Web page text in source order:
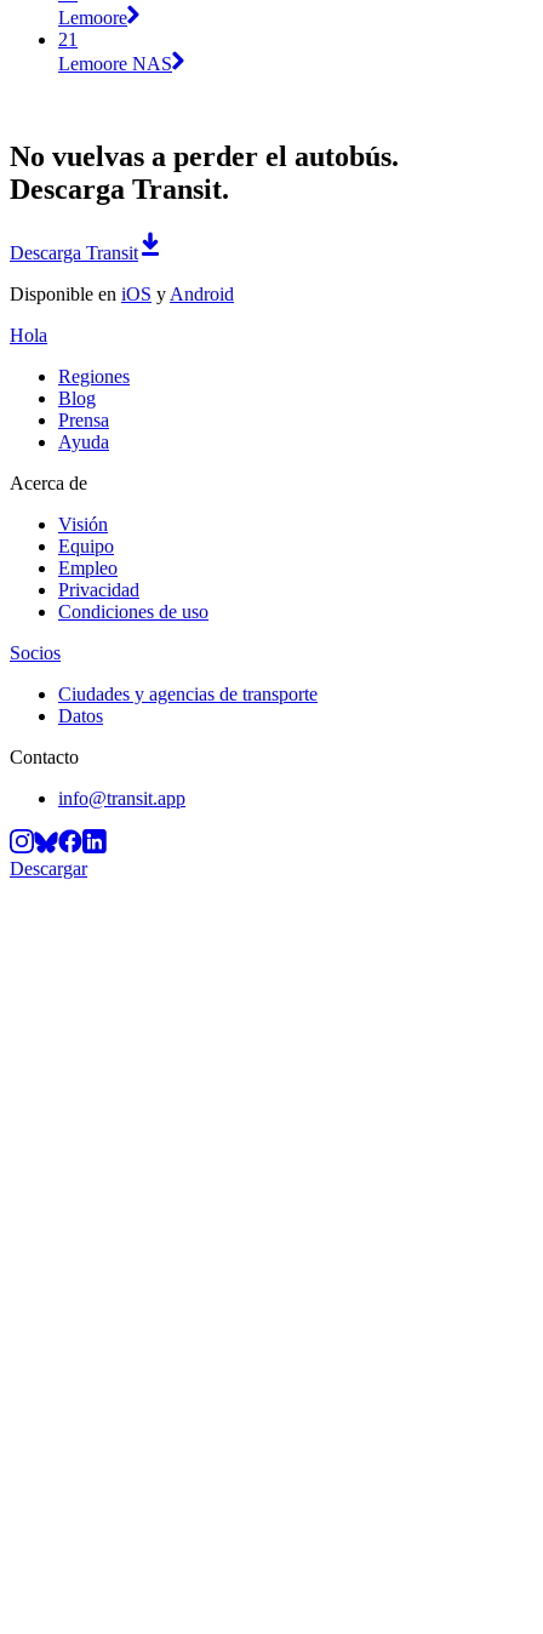
Lemoore
21
Lemoore NAS
No vuelvas a perder el autobús.
Descarga Transit.
Descarga Transit
Disponible en iOS y Android
Hola
Regiones
Blog
Prensa
Ayuda
Acerca de
Visión
Equipo
Empleo
Privacidad
Condiciones de uso
Socios
Ciudades y agencias de transporte
Datos
Contacto
info@transit.app
Descargar